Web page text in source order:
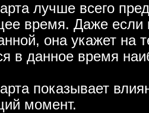
лучше всего
время. Даже если
она укажет на
в данное время
показывает
момент.